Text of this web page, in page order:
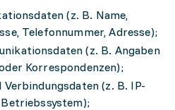
(z. B. Name,
Telefonnummer, Adresse);
(z. B. Angaben
Korrespondenzen);
(z. B. IP-